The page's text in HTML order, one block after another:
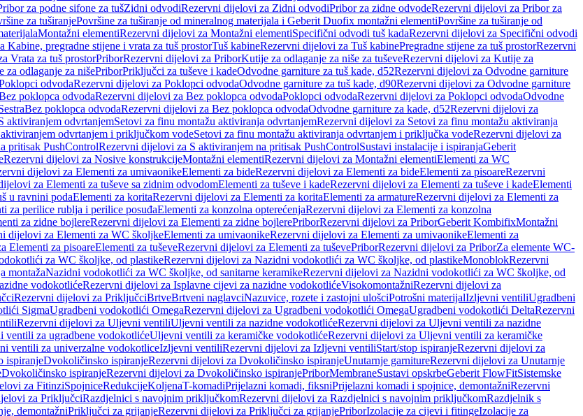
za podne sifone za tušZidni odvodiRezervni dijelovi za Zidni odvodiPribor za zidne odvodeRezervni dijelovi za Pribor za
za tuširanjePovršine za tuširanje od mineralnog materijala i Geberit Duofix montažni elementiPovršine za tuširanje od
Montažni elementiRezervni dijelovi za Montažni elementiSpecifični odvodi tuš kadaRezervni dijelovi za Specifični odvodi
Kabine, pregradne stijene i vrata za tuš prostorTuš kabineRezervni dijelovi za Tuš kabinePregradne stijene za tuš prostorRezervni
Vrata za tuš prostorPriborRezervni dijelovi za PriborKutije za odlaganje za niše za tuševeRezervni dijelovi za Kutije za
odlaganje za nišePriborPriključci za tuševe i kadeOdvodne garniture za tuš kade, d52Rezervni dijelovi za Odvodne garniture
odvodaRezervni dijelovi za Poklopci odvodaOdvodne garniture za tuš kade, d90Rezervni dijelovi za Odvodne garniture
poklopca odvodaRezervni dijelovi za Bez poklopca odvodaPoklopci odvodaRezervni dijelovi za Poklopci odvodaOdvodne
Bez poklopca odvodaRezervni dijelovi za Bez poklopca odvodaOdvodne garniture za kade, d52Rezervni dijelovi za
aktiviranjem odvrtanjemSetovi za finu montažu aktiviranja odvrtanjemRezervni dijelovi za Setovi za finu montažu aktiviranja
odvrtanjem i priključkom vodeSetovi za finu montažu aktiviranja odvrtanjem i priključka vodeRezervni dijelovi za
pritisak PushControlRezervni dijelovi za S aktiviranjem na pritisak PushControlSustavi instalacije i ispiranjaGeberit
Rezervni dijelovi za Nosive konstrukcijeMontažni elementiRezervni dijelovi za Montažni elementiElementi za WC
dijelovi za Elementi za umivaonikeElementi za bideRezervni dijelovi za Elementi za bideElementi za pisoareRezervni
za Elementi za tuševe sa zidnim odvodomElementi za tuševe i kadeRezervni dijelovi za Elementi za tuševe i kadeElementi
u ravnini podaElementi za koritaRezervni dijelovi za Elementi za koritaElementi za armatureRezervni dijelovi za Elementi za
za perilice rublja i perilice posuđaElementi za konzolna opterećenjaRezervni dijelovi za Elementi za konzolna
za zidne bojlereRezervni dijelovi za Elementi za zidne bojlerePriborRezervni dijelovi za PriborGeberit KombifixMontažni
dijelovi za Elementi za WC školjkeElementi za umivaonikeRezervni dijelovi za Elementi za umivaonikeElementi za
Elementi za pisoareElementi za tuševeRezervni dijelovi za Elementi za tuševePriborRezervni dijelovi za PriborZa elemente WC-
za WC školjke, od plastikeRezervni dijelovi za Nazidni vodokotlići za WC školjke, od plastikeMonoblokRezervni
montažaNazidni vodokotlići za WC školjke, od sanitarne keramikeRezervni dijelovi za Nazidni vodokotlići za WC školjke, od
vodokotlićeRezervni dijelovi za Isplavne cijevi za nazidne vodokotlićeVisokomontažniRezervni dijelovi za
Rezervni dijelovi za PriključciBrtveBrtveni naglavciNazuvice, rozete i zastojni ulošciPotrošni materijalIzljevni ventiliUgradbeni
SigmaUgradbeni vodokotlići OmegaRezervni dijelovi za Ugradbeni vodokotlići OmegaUgradbeni vodokotlići DeltaRezervni
Rezervni dijelovi za Uljevni ventiliUljevni ventili za nazidne vodokotlićeRezervni dijelovi za Uljevni ventili za nazidne
za ugradbene vodokotlićeUljevni ventili za keramičke vodokotlićeRezervni dijelovi za Uljevni ventili za keramičke
ventili za univerzalne vodokotliceIzljevni ventiliRezervni dijelovi za Izljevni ventiliStart/stop ispiranjeRezervni dijelovi za
ispiranjeDvokoličinsko ispiranjeRezervni dijelovi za Dvokoličinsko ispiranjeUnutarnje garnitureRezervni dijelovi za Unutarnje
Dvokoličinsko ispiranjeRezervni dijelovi za Dvokoličinsko ispiranjePriborMembraneSustavi opskrbeGeberit FlowFitSistemske
za FitinziSpojniceRedukcijeKoljenaT-komadiPrijelazni komadi, fiksniPrijelazni komadi i spojnice, demontažniRezervni
za PriključciRazdjelnici s navojnim priključkomRezervni dijelovi za Razdjelnici s navojnim priključkomRazdjelnik s
demontažniPriključci za grijanjeRezervni dijelovi za Priključci za grijanjePriborIzolacije za cijevi i fitingeIzolacije za